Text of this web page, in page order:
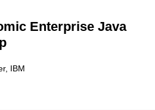
Enterprise Java
IBM